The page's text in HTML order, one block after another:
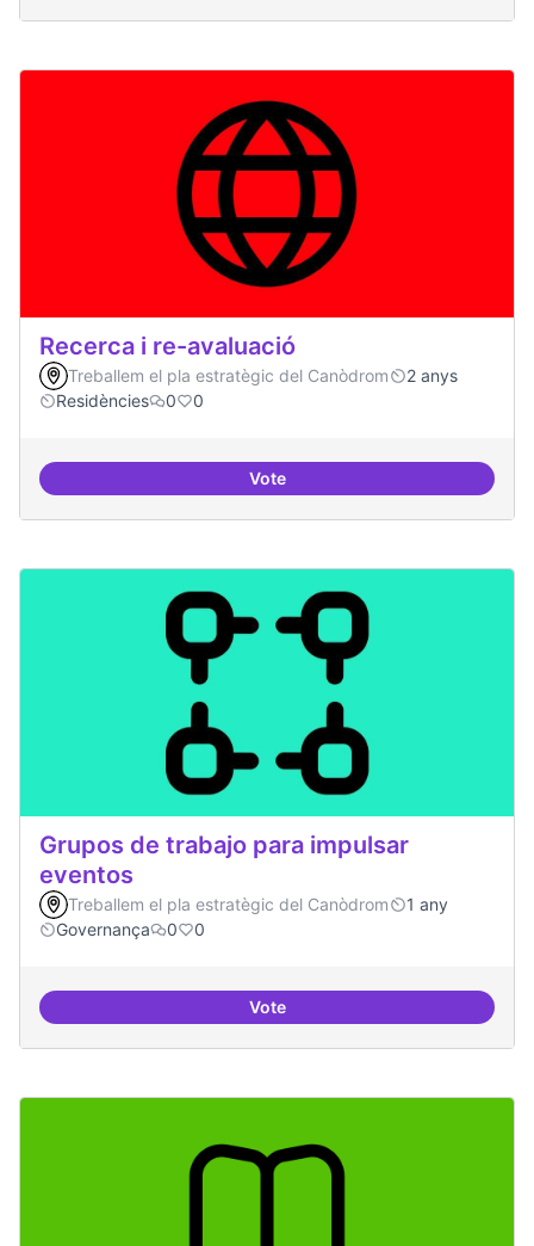
Recerca i re-avaluació
Treballem el pla estratègic del Canòdrom
2 anys
Residències
0 0
VoteRecerca i re-avaluació
Grupos de trabajo para impulsar
eventos
Treballem el pla estratègic del Canòdrom
1 any
Governança
0 0
VoteGrupos de trabajo para impulsar